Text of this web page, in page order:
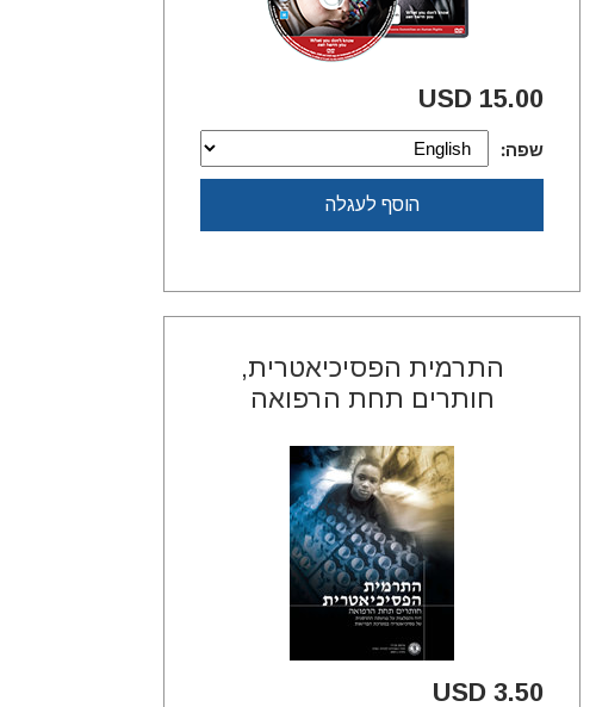
15.00 USD
שפה:
הוסף לעגלה
התרמית הפסיכיאטרית,
חותרים תחת הרפואה
3.50 USD